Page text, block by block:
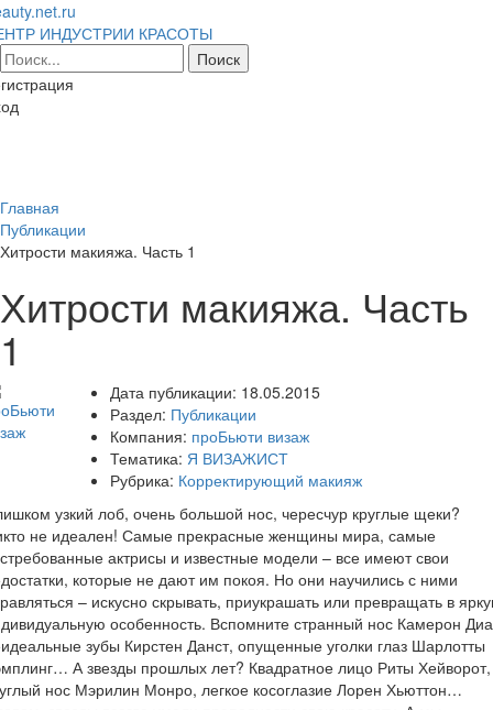
ИНДУСТРИИ КРАСОТЫ
Главная
Публикации
Хитрости макияжа. Часть 1
Хитрости макияжа. Часть
1
Дата публикации: 18.05.2015
Раздел: Публикации
Компания: проБьюти визаж
Тематика: Я ВИЗАЖИСТ
Рубрика: Корректирующий макияж
узкий лоб, очень большой нос, чересчур круглые щеки?
не идеален! Самые прекрасные женщины мира, самые
актрисы и известные модели – все имеют свои
которые не дают им покоя. Но они научились с ними
– искусно скрывать, приукрашать или превращать в
особенность. Вспомните странный нос Камерон
зубы Кирстен Данст, опущенные уголки глаз Шарлотты
А звезды прошлых лет? Квадратное лицо Риты Хейворот,
нос Мэрилин Монро, легкое косоглазие Лорен Хьюттон…